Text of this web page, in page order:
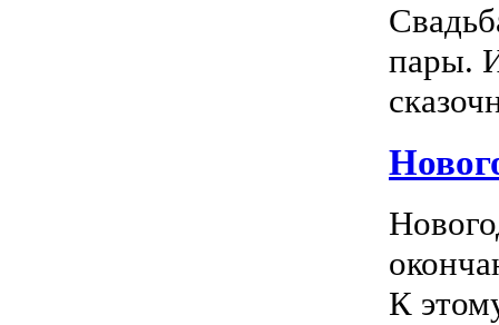
пары.
К